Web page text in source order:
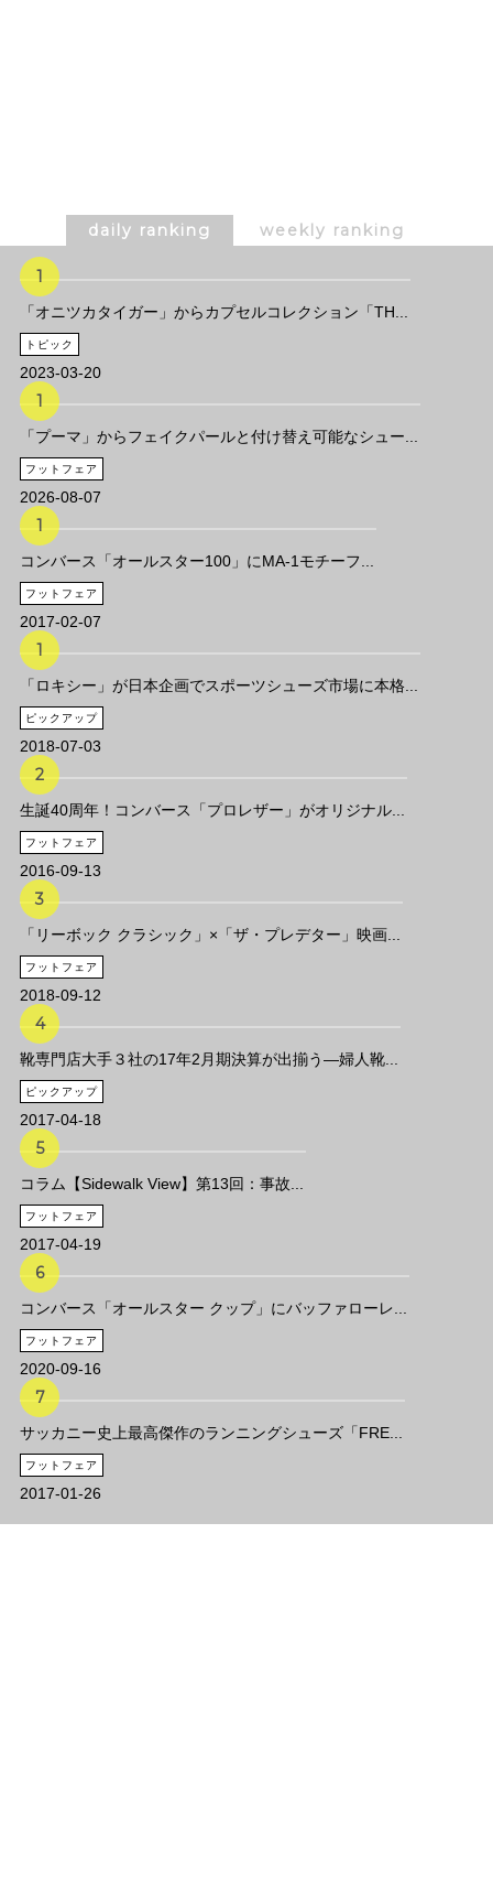
daily ranking weekly ranking
「オニツカタイガー」からカプセルコレクション「TH...
トピック
2023-03-20
「プーマ」からフェイクパールと付け替え可能なシュー...
フットフェア
2026-08-07
コンバース「オールスター100」にMA-1モチーフ...
フットフェア
2017-02-07
「ロキシー」が日本企画でスポーツシューズ市場に本格...
ピックアップ
2018-07-03
生誕40周年！コンバース「プロレザー」がオリジナル...
フットフェア
2016-09-13
「リーボック クラシック」×「ザ・プレデター」映画...
フットフェア
2018-09-12
靴専門店大手３社の17年2月期決算が出揃う―婦人靴...
ピックアップ
2017-04-18
コラム【Sidewalk View】第13回：事故...
フットフェア
2017-04-19
コンバース「オールスター クップ」にバッファローレ...
フットフェア
2020-09-16
サッカニー史上最高傑作のランニングシューズ「FRE...
フットフェア
2017-01-26